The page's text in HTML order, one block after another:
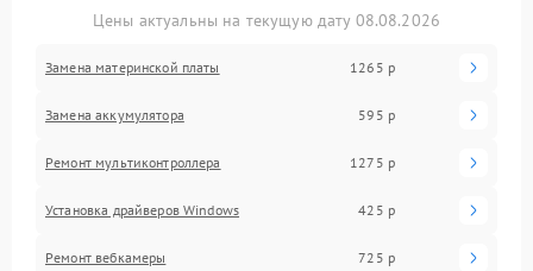
Цены актуальны на текущую дату 08.08.2026
Замена материнской платы 1265 р
Замена аккумулятора 595 р
Ремонт мультиконтроллера 1275 р
Установка драйверов Windows 425 р
Ремонт вебкамеры 725 р